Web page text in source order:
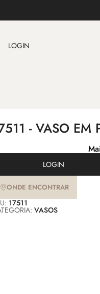
LOGIN
- VASO EM
LOGIN
ONDE ENCONTRAR
17511
VASOS